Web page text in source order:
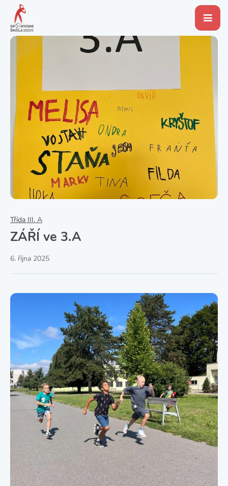
Třída III. A
ZÁŘÍ ve 3.A
6. října 2025